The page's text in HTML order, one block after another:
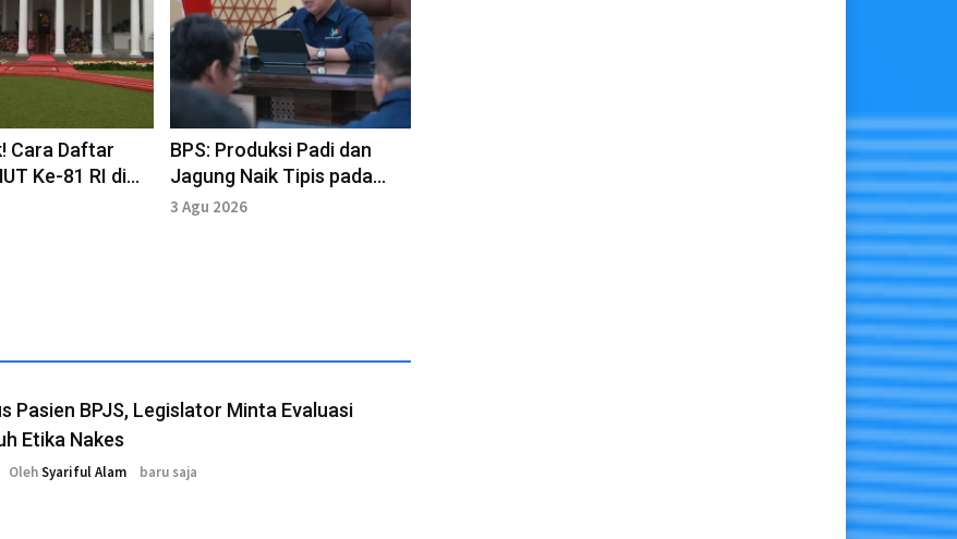
Cara Daftar
Ke-81 RI di
Mulai Hari Ini
BPS: Produksi Padi dan
Jagung Naik Tipis pada
Semester I 2026
3 Agu 2026
Pasien BPJS, Legislator Minta Evaluasi
Etika Nakes
OlehSyariful Alam baru saja